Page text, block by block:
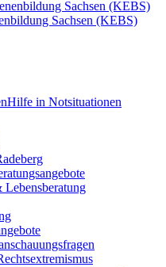
Sachsen (KEBS)
Hilfe in Notsituationen